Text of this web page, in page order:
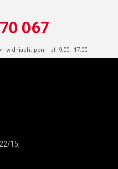
067
w dniach: pon. - pt. 9.00 - 17.00
15,